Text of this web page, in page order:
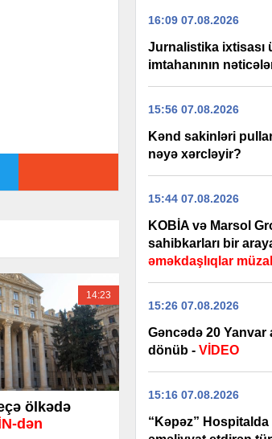
14:23
ölkədə
dən
16:09 07.08.2026
Jurnalistika ixtisası
imtahanının
15:56 07.08.2026
Kənd sakinləri
nəyə xərcləyir?
15:44 07.08.2026
KOBİA və Marsol
sahibkarları bir
əməkdaşlıqlar
15:26 07.08.2026
Gəncədə 20
dönüb - VİDEO
15:16 07.08.2026
“Kəpəz”